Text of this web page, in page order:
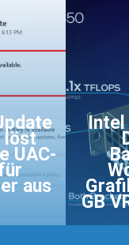
löst
UAC-
aus
Intel
GB